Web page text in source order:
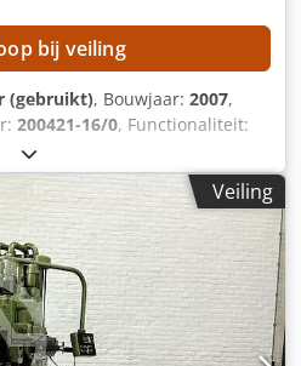
bij veiling
(gebruikt), Bouwjaar: 2007,
200421-16/0, Functionaliteit:
, zaagbandbreedte:34 mm,
Adrjk Zaagtype:
Horizontaal Verstekzaag: Ja
Zaagbladlengte: 4.640 mm
1,1 mm
Teach-in Werkstukspanning:
kW Transportgewicht: 1.500 kg
UITRUSTING CE-markering
Veiling